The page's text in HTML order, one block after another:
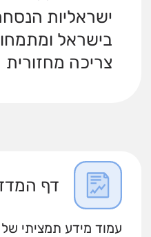
ישראליות
בישראל
צריכה מחזורית
דף
עמוד מידע תמציתי